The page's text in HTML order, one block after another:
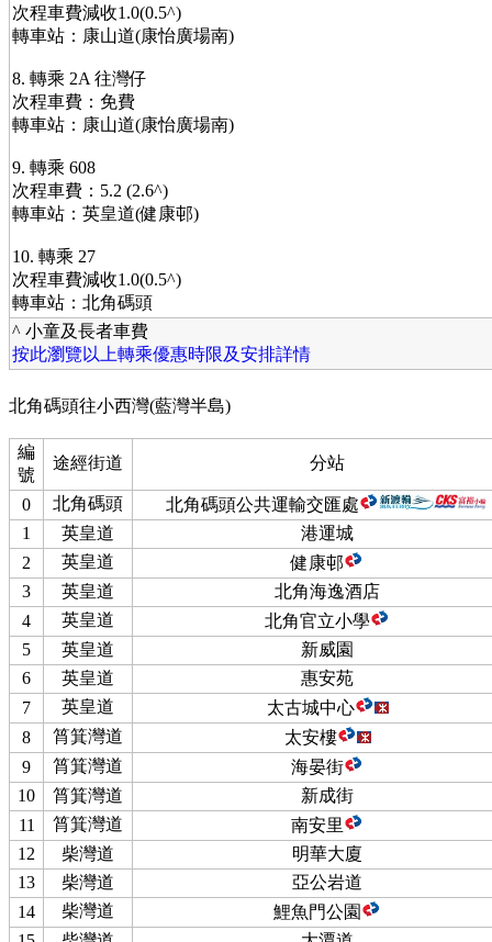
次程車費減收1.0(0.5^)
轉車站：康山道(康怡廣場南)
8. 轉乘 2A 往灣仔
次程車費：免費
轉車站：康山道(康怡廣場南)
9. 轉乘 608
次程車費：5.2 (2.6^)
轉車站：英皇道(健康邨)
10. 轉乘 27
次程車費減收1.0(0.5^)
轉車站：北角碼頭
^ 小童及長者車費
按此瀏覽以上轉乘優惠時限及安排詳情
北角碼頭往小西灣(藍灣半島)
編
號
途經街道 分站
0 北角碼頭
北角碼頭公共運輸交匯處
1
英皇道
港運城
2
英皇道
健康邨
3
英皇道
北角海逸酒店
4
英皇道
北角官立小學
5
英皇道
新威園
6
英皇道
惠安苑
7
英皇道
太古城中心
8
筲箕灣道
太安樓
9
筲箕灣道
海晏街
10
筲箕灣道
新成街
11
筲箕灣道
南安里
12
柴灣道
明華大廈
13
柴灣道
亞公岩道
14
柴灣道
鯉魚門公園